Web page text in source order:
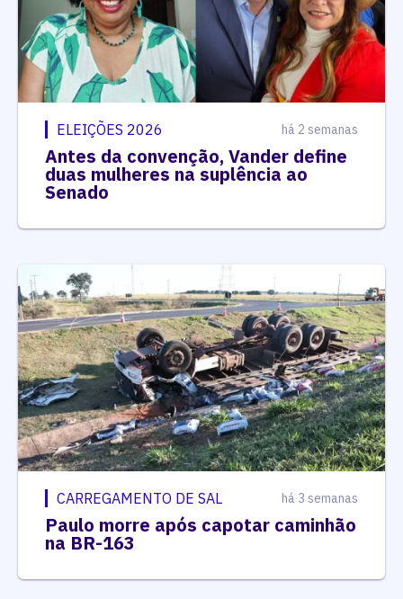
ELEIÇÕES 2026 há 2 semanas
Antes da convenção, Vander define
duas mulheres na suplência ao
Senado
CARREGAMENTO DE SAL há 3 semanas
Paulo morre após capotar caminhão
na BR-163